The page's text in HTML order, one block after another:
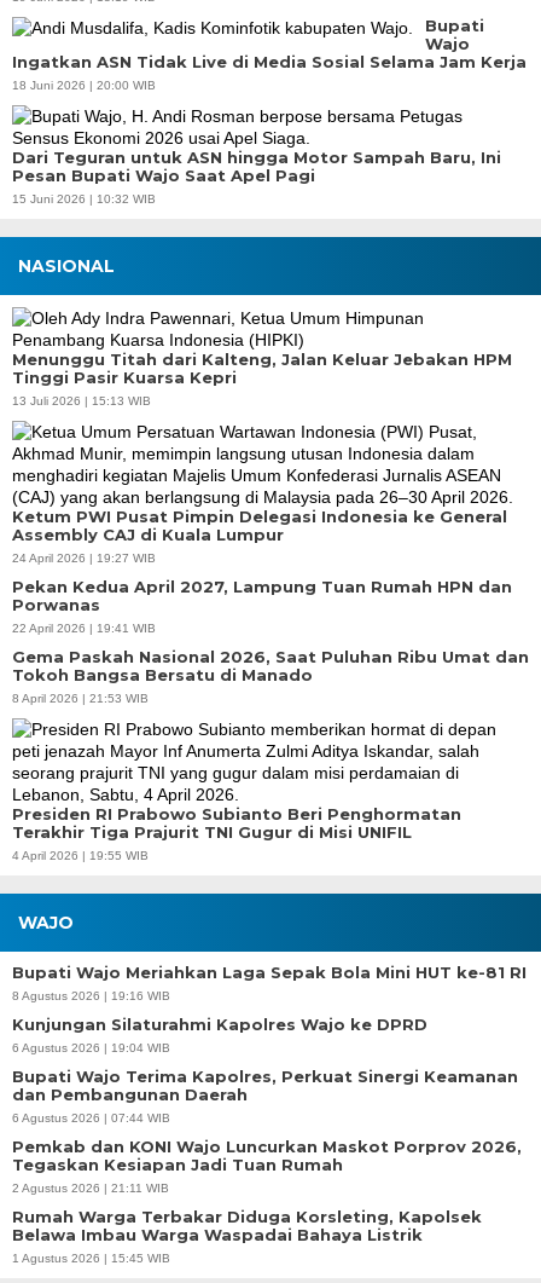
Bupati
Wajo
Ingatkan ASN Tidak Live di Media Sosial Selama Jam Kerja
18 Juni 2026 | 20:00 WIB
Dari Teguran untuk ASN hingga Motor Sampah Baru, Ini
Pesan Bupati Wajo Saat Apel Pagi
15 Juni 2026 | 10:32 WIB
NASIONAL
Menunggu Titah dari Kalteng, Jalan Keluar Jebakan HPM
Tinggi Pasir Kuarsa Kepri
13 Juli 2026 | 15:13 WIB
Ketum PWI Pusat Pimpin Delegasi Indonesia ke General
Assembly CAJ di Kuala Lumpur
24 April 2026 | 19:27 WIB
Pekan Kedua April 2027, Lampung Tuan Rumah HPN dan
Porwanas
22 April 2026 | 19:41 WIB
Gema Paskah Nasional 2026, Saat Puluhan Ribu Umat dan
Tokoh Bangsa Bersatu di Manado
8 April 2026 | 21:53 WIB
Presiden RI Prabowo Subianto Beri Penghormatan
Terakhir Tiga Prajurit TNI Gugur di Misi UNIFIL
4 April 2026 | 19:55 WIB
WAJO
Bupati Wajo Meriahkan Laga Sepak Bola Mini HUT ke-81 RI
8 Agustus 2026 | 19:16 WIB
Kunjungan Silaturahmi Kapolres Wajo ke DPRD
6 Agustus 2026 | 19:04 WIB
Bupati Wajo Terima Kapolres, Perkuat Sinergi Keamanan
dan Pembangunan Daerah
6 Agustus 2026 | 07:44 WIB
Pemkab dan KONI Wajo Luncurkan Maskot Porprov 2026,
Tegaskan Kesiapan Jadi Tuan Rumah
2 Agustus 2026 | 21:11 WIB
Rumah Warga Terbakar Diduga Korsleting, Kapolsek
Belawa Imbau Warga Waspadai Bahaya Listrik
1 Agustus 2026 | 15:45 WIB